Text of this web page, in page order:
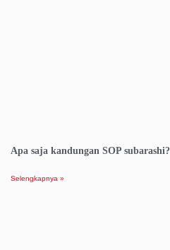
Apa saja kandungan SOP subarashi?
Selengkapnya »